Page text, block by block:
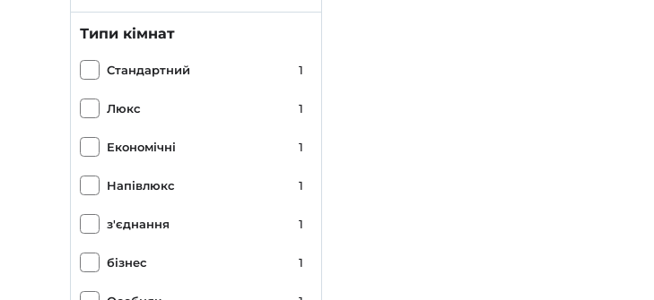
wifi
Парковка (на території) 1
Семестровий готель 1
1
Типи кімнат
Стандартний 1
Люкс 1
Економічні 1
Напівлюкс 1
з'єднання 1
бізнес 1